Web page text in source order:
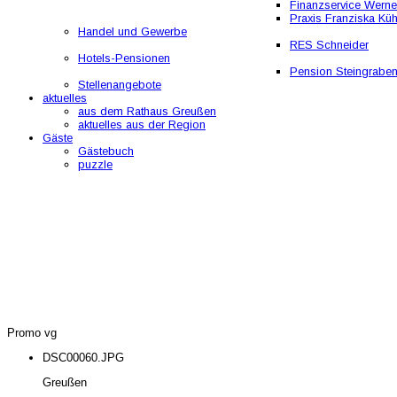
Finanzservice
Praxis Franziska
Handel und Gewerbe
RES Schneider
Hotels-Pensionen
Pension Steingraben
Stellenangebote
aktuelles
aus dem Rathaus Greußen
aktuelles aus der Region
Gäste
Gästebuch
puzzle
Promo vg
DSC00060.JPG
Greußen